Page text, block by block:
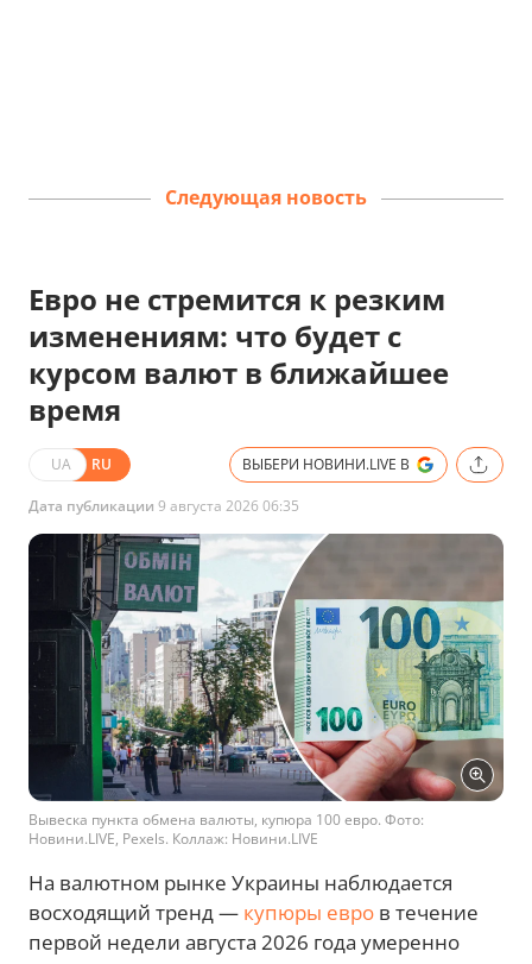
Следующая новость
Евро не стремится к резким
изменениям: что будет с
курсом валют в ближайшее
время
UA RU ВЫБЕРИ НОВИНИ.LIVE В
Дата публикации 9 августа 2026 06:35
Вывеска пункта обмена валюты, купюра 100 евро. Фото:
Новини.LIVE, Pexels. Коллаж: Новини.LIVE
На валютном рынке Украины наблюдается
восходящий тренд — купюры евро в течение
первой недели августа 2026 года умеренно